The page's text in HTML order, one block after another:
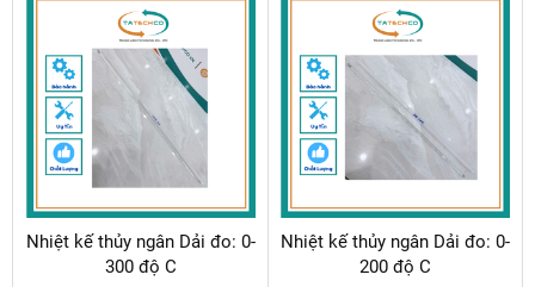
Nhiệt kế thủy ngân Dải đo: 0-
300 độ C
Nhiệt kế thủy ngân Dải đo: 0-
200 độ C